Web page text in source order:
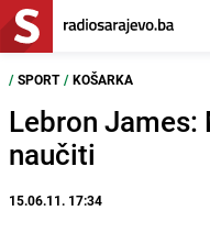
/ SPORT / KOŠARKA
Lebron
naučiti
15.06.11. 17:34